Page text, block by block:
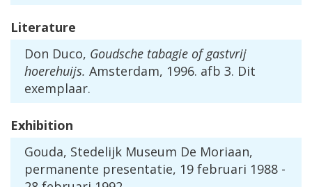
Literature
Don Duco, Goudsche tabagie of gastvrij
hoerehuijs. Amsterdam, 1996. afb 3. Dit
exemplaar.
Exhibition
Gouda, Stedelijk Museum De Moriaan,
permanente presentatie, 19 februari 1988 -